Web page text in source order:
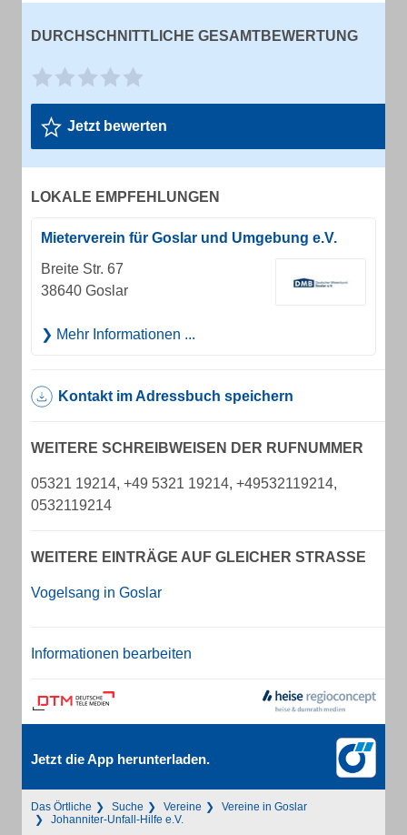
DURCHSCHNITTLICHE GESAMTBEWERTUNG
Jetzt bewerten
LOKALE EMPFEHLUNGEN
Mieterverein für Goslar und Umgebung e.V.
Breite Str. 67
38640 Goslar
Mehr Informationen ...
Kontakt im Adressbuch speichern
WEITERE SCHREIBWEISEN DER RUFNUMMER
05321 19214, +49 5321 19214, +49532119214,
0532119214
WEITERE EINTRÄGE AUF GLEICHER STRASSE
Vogelsang in Goslar
Informationen bearbeiten
Jetzt die App herunterladen.
Das Örtliche Suche Vereine
Vereine in Goslar
Johanniter-Unfall-Hilfe e.V.